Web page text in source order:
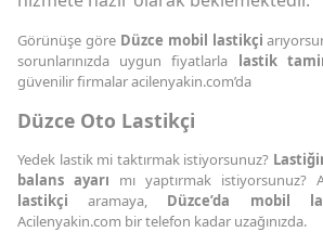
Görünüşe göreDüzce mobil lastikçi
sorunlarınızda uygun fiyatlarla lastik
güvenilir firmalar acilenyakin.com’da
Düzce Oto Lastikçi
Yedek lastik mi taktırmak istiyorsunuz?
balans ayarı mı yaptırmak istiyorsunuz?
lastikçiaramaya, Düzce’da mobil
Acilenyakin.com bir telefon kadar uzağınızda.